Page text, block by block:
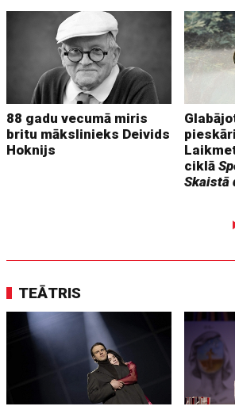
88 gadu vecumā miris
britu mākslinieks Deivids
Hoknijs
ciklā
Skaistā
TEĀTRIS